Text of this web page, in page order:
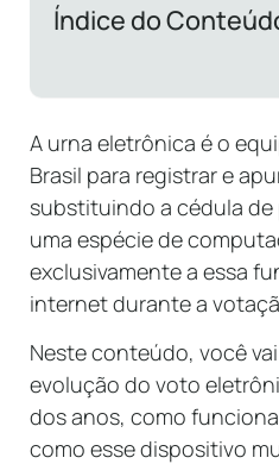
Índice do
A urna eletrônica é o
Brasil para registrar e
substituindo a cédula de
uma espécie de
exclusivamente a essa
internet durante a
Neste conteúdo, você
evolução do voto
dos anos, como
como esse dispositivo